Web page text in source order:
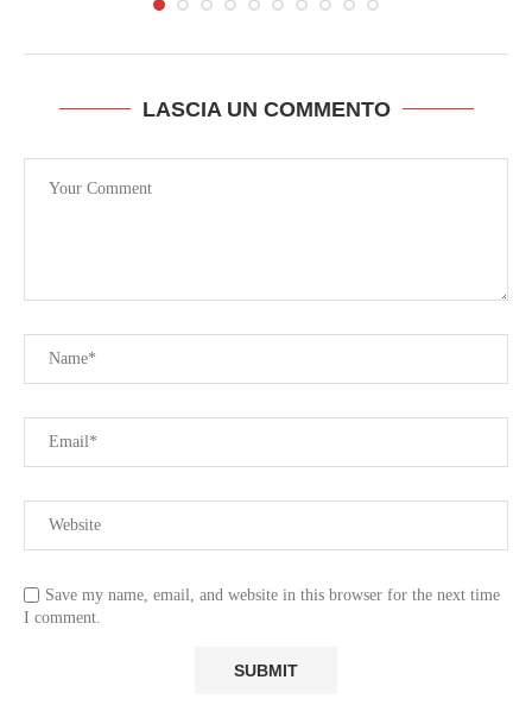
LASCIA UN COMMENTO
Save my name, email, and website in this browser for the next time
I comment.